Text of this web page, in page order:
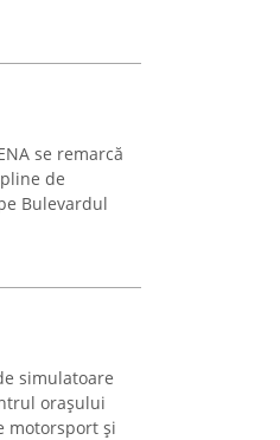
se remarcă
de
Bulevardul
simulatoare
orașului
motorsport și